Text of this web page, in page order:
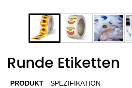
Runde Etiketten
PRODUKT SPEZIFIKATION